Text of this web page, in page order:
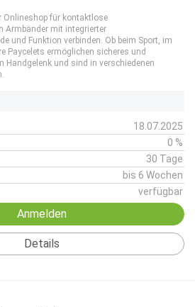
Onlineshop für kontaktlose
Armbänder mit integrierter
und Funktion verbinden. Ob beim Sport, im
Paycelets ermöglichen sicheres und
Handgelenk und sind in verschiedenen
18.07.2025
0 %
30 Tage
bis 6 Wochen
verfügbar
Anmelden
Details